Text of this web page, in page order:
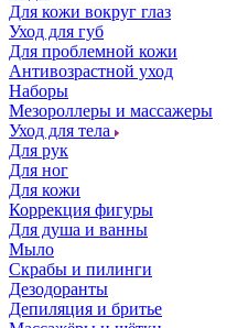
Для кожи вокруг глаз
Уход для губ
Для проблемной кожи
Антивозрастной уход
Наборы
Мезороллеры и массажеры
Уход для тела
Для рук
Для ног
Для кожи
Коррекция фигуры
Для душа и ванны
Мыло
Скрабы и пилинги
Дезодоранты
Депиляция и бритье